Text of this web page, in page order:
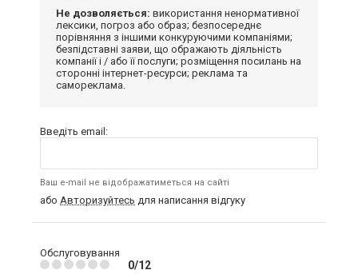
Не дозволяється: використання ненормативної
лексики, погроз або образ; безпосереднє
порівняння з іншими конкуруючими компаніями;
безпідставні заяви, що ображають діяльність
компанії і / або її послуги; розміщення посилань на
сторонні інтернет-ресурси; реклама та
самореклама.
Введіть email:
Ваш e-mail не відображатиметься на сайті
або Авторизуйтесь для написання відгуку
Обслуговування
0/12